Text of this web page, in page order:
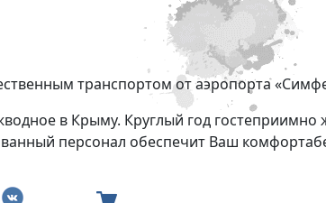
транспортом от аэропорта
в Крыму. Круглый год гостеприимно
персонал обеспечит Ваш